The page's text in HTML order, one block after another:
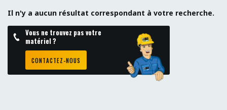
Il n'y a aucun résultat correspondant à votre recherche.
Vous ne trouvez pas votre
matériel ?
CONTACTEZ-NOUS